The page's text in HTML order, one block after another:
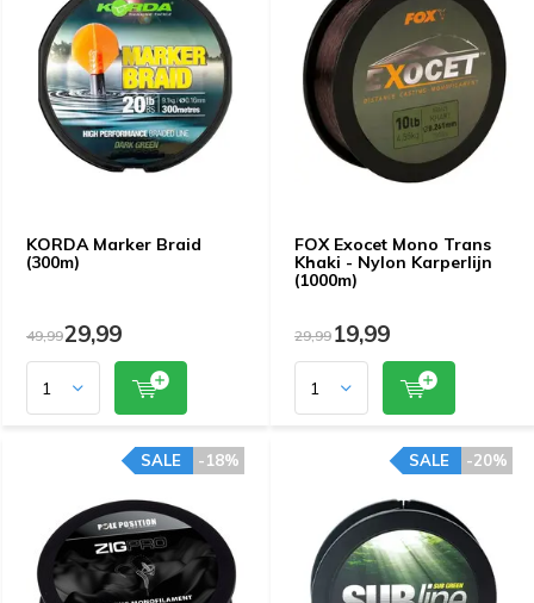
KORDA Marker Braid
(300m)
49,9929,99
FOX Exocet Mono Trans
Khaki - Nylon Karperlijn
(1000m)
29,9919,99
-18%
SALE -20%
SALE